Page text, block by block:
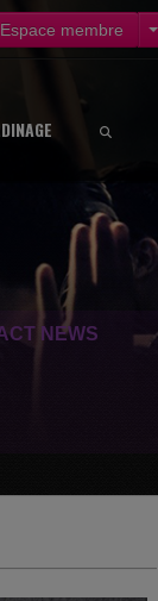
Espace membre
NEWS